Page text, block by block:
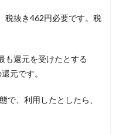
税抜き462円必要です。税
も還元を受けたとする
元です。
で、利用したとしたら、